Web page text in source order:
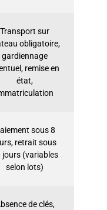
Transport sur
obligatoire,
gardiennage
remise en
état,
sous 8
retrait sous
jours (variables
selon lots)
de clés,